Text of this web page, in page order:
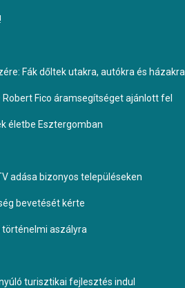
Fák dőltek utakra, autókra és házakra
Fico áramsegítséget ajánlott fel
életbe Esztergomban
adása bizonyos településeken
bevetését kérte
történelmi aszályra
turisztikai fejlesztés indul